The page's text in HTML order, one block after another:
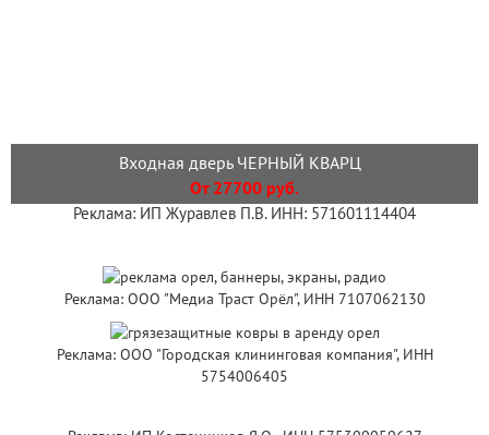
Входная дверь ЧЕРНЫЙ КВАРЦ
От 27700 руб.
Реклама: ИП Журавлев П.В. ИНН: 571601114404
Реклама: ООО "Медиа Траст Орёл", ИНН 7107062130
Реклама: ООО "Городская клининговая компания", ИНН
5754006405